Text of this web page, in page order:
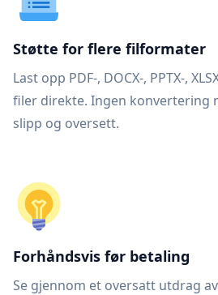
Støtte for flere filformater
Last opp PDF-, DOCX-, PPTX-,
filer direkte. Ingen konvertering
slipp og oversett.
Forhåndsvis før betaling
Se gjennom et oversatt utdrag